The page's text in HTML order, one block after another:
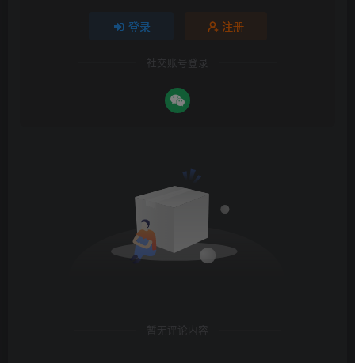
登录 注册
社交账号登录
暂无评论内容